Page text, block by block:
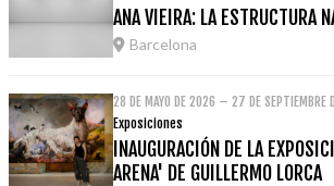
ANA VIEIRA: LA ESTRUCTURA
Barcelona
28 DE MAYO DE 2026 – 27 DE SEPTIEMBRE
Exposiciones
INAUGURACIÓN DE LA
ARENA' DE GUILLERMO LORCA